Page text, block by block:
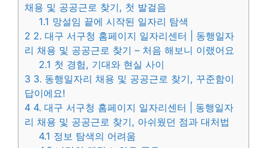
채용 및 공공근로 찾기, 첫 발걸음
1.1 망설임 끝에 시작된 일자리 탐색
2 2. 대구 서구청 홈페이지 일자리센터 | 동행일자
리 채용 및 공공근로 찾기 – 처음 해보니 이랬어요
2.1 첫 경험, 기대와 현실 사이
3 3. 동행일자리 채용 및 공공근로 찾기, 꾸준함이
답이에요!
4 4. 대구 서구청 홈페이지 일자리센터 | 동행일자
리 채용 및 공공근로 찾기, 아쉬웠던 점과 대처법
4.1 정보 탐색의 어려움